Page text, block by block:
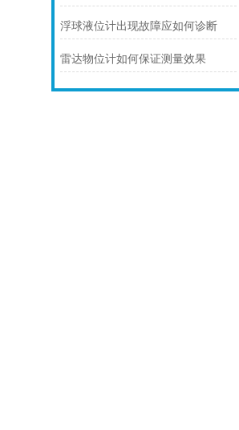
浮球液位计出现故障应如何诊断
雷达物位计如何保证测量效果